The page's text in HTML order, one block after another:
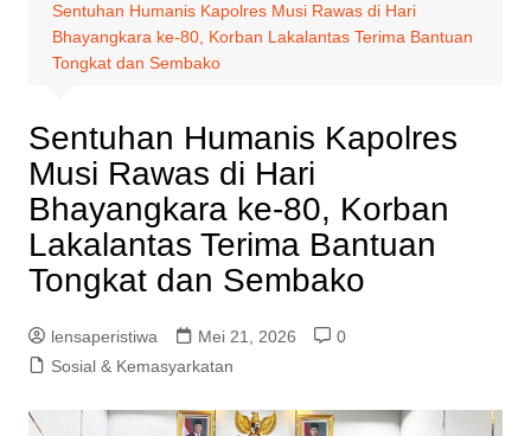
Sentuhan Humanis Kapolres Musi Rawas di Hari
Bhayangkara ke-80, Korban Lakalantas Terima Bantuan
Tongkat dan Sembako
Sentuhan Humanis Kapolres
Musi Rawas di Hari
Bhayangkara ke-80, Korban
Lakalantas Terima Bantuan
Tongkat dan Sembako
lensaperistiwa Mei 21, 2026
0
Sosial & Kemasyarkatan